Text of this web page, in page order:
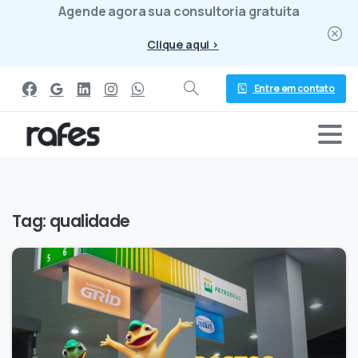
Agende agora sua consultoria gratuita
Clique aqui >
Entre em contato
Tag: qualidade